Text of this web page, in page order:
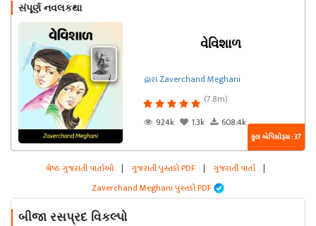
સંપૂર્ણ નવલકથા
વેવિશાળ
દ્વારા Zaverchand Meghani
(7.8m)
924k
1.3k 608.4k
કુલ એપિસોડ્સ : 37
શ્રેષ્ઠ ગુજરાતી વાર્તાઓ | ગુજરાતી પુસ્તકો PDF | ગુજરાતી વાર્તા |
Zaverchand Meghani પુસ્તકો PDF
બીજા રસપ્રદ વિકલ્પો